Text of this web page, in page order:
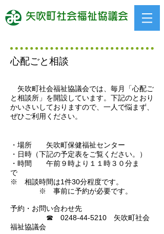
​矢吹町社会福祉協議会
心配ごと相談
矢吹町社会福祉協議会では、毎月「心配ご
と相談所」を開設しています。下記のとおり
かいさいしておりますので、一人で悩まず、
ぜひご利用ください。
・場所 矢吹町保健福祉センター
・日時（下記の予定表をご覧ください。）
・時間 午前９時より１１時３０分ま
で
※ 相談時間は1件30分程度です。
※ 事前に予約が必要です。
予約・お問い合わせ先
☎ 0248-44-5210 矢吹町社会
福祉協議会